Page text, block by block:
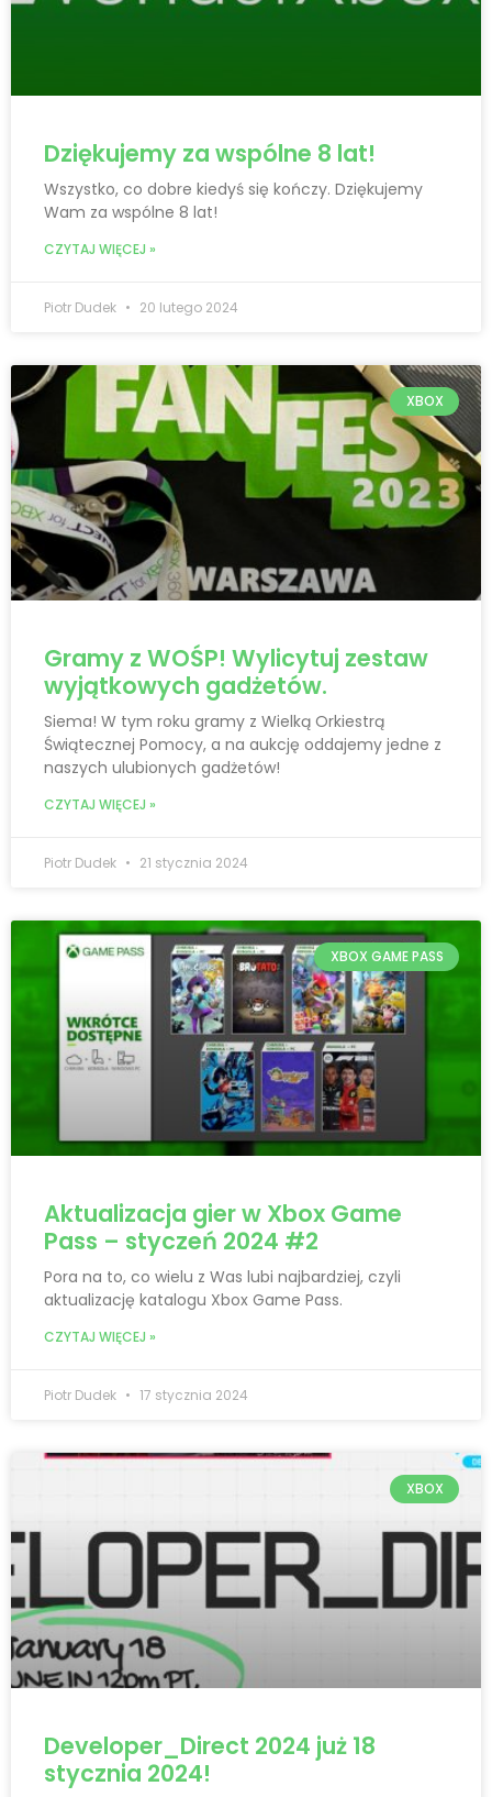
Dziękujemy za wspólne 8 lat!
Wszystko, co dobre kiedyś się kończy. Dziękujemy
Wam za wspólne 8 lat!
CZYTAJ WIĘCEJ »
Piotr Dudek 20 lutego 2024
XBOX
Gramy z WOŚP! Wylicytuj zestaw
wyjątkowych gadżetów.
Siema! W tym roku gramy z Wielką Orkiestrą
Świątecznej Pomocy, a na aukcję oddajemy jedne z
naszych ulubionych gadżetów!
CZYTAJ WIĘCEJ »
Piotr Dudek 21 stycznia 2024
XBOX GAME PASS
Aktualizacja gier w Xbox Game
Pass – styczeń 2024 #2
Pora na to, co wielu z Was lubi najbardziej, czyli
aktualizację katalogu Xbox Game Pass.
CZYTAJ WIĘCEJ »
Piotr Dudek 17 stycznia 2024
XBOX
Developer_Direct 2024 już 18
stycznia 2024!